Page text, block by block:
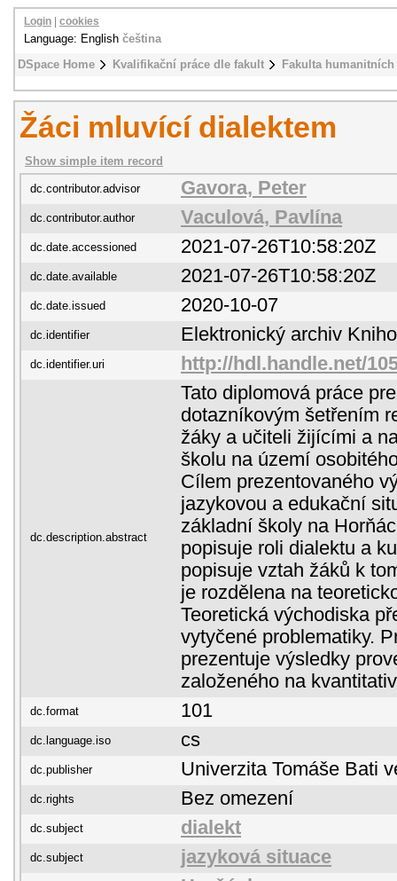
DSpace Home Kvalifikační práce dle fakult Fakulta
Login cookies
Language: English čeština
Žáci mluvící dialektem
Show simple item record
dc.contributor.advisor Gavora, Peter
dc.contributor.author Vaculová, Pavlína
dc.date.accessioned 2021-07-26T10:58:20Z
dc.date.available 2021-07-26T10:58:20Z
dc.date.issued 2020-10-07
dc.identifier Elektronický archiv
dc.identifier.uri http://hdl.handle.net/
dc.description.abstract
Tato diplomová práce
dotazníkovým šetřením
žáky a učiteli žijícími a
školu na území
Cílem prezentovaného
jazykovou a edukační
základní školy na
popisuje roli dialektu a
popisuje vztah žáků k
je rozdělena na
Teoretická východiska
vytyčené problematiky.
prezentuje výsledky
založeného na
dc.format 101
dc.language.iso cs
dc.publisher Univerzita Tomáše Bati
dc.rights Bez omezení
dc.subject dialekt
dc.subject jazyková situace